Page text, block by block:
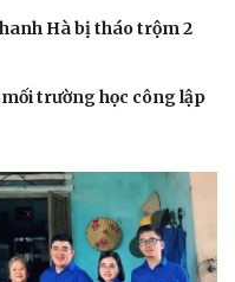
Hà bị tháo trộm 2
trường học công lập